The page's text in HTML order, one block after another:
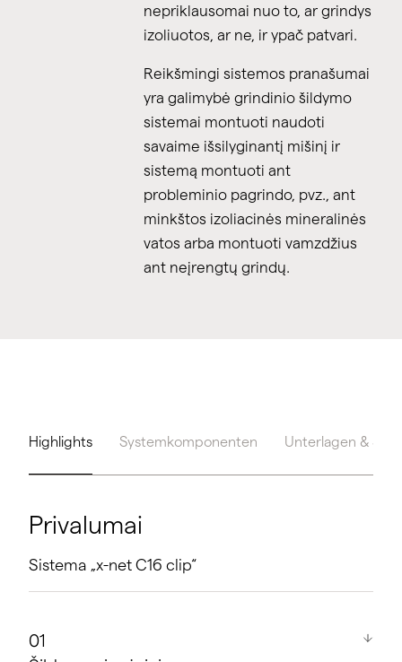
nepriklausomai nuo to, ar grindys
izoliuotos, ar ne, ir ypač patvari.
Reikšmingi sistemos pranašumai
yra galimybė grindinio šildymo
sistemai montuoti naudoti
savaime išsilyginantį mišinį ir
sistemą montuoti ant
probleminio pagrindo, pvz., ant
minkštos izoliacinės mineralinės
vatos arba montuoti vamzdžius
ant neįrengtų grindų.
Highlights Systemkomponenten Unterlagen &
Privalumai
Sistema „x-net C16 clip“